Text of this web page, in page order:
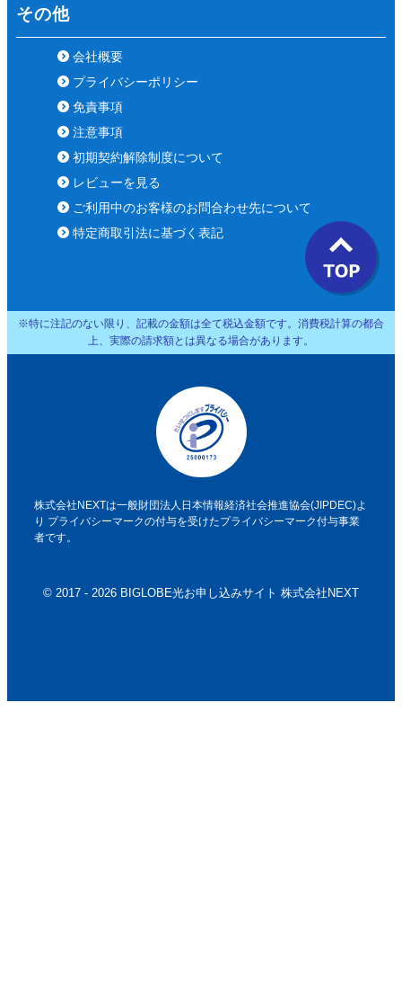
その他
会社概要
プライバシーポリシー
免責事項
注意事項
初期契約解除制度について
レビューを見る
ご利用中のお客様のお問合わせ先について
特定商取引法に基づく表記
※特に注記のない限り、記載の金額は全て税込金額です。消費税計算の都合
上、実際の請求額とは異なる場合があります。
株式会社NEXTは一般財団法人日本情報経済社会推進協会(JIPDEC)よ
り プライバシーマークの付与を受けたプライバシーマーク付与事業
者です。
© 2017 - 2026 BIGLOBE光お申し込みサイト 株式会社NEXT